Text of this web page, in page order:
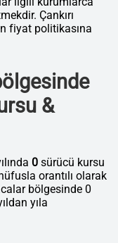
Çankırı
fiyat politikasına
&
0 sürücü kursu
orantılı olarak
bölgesinde 0
yıla